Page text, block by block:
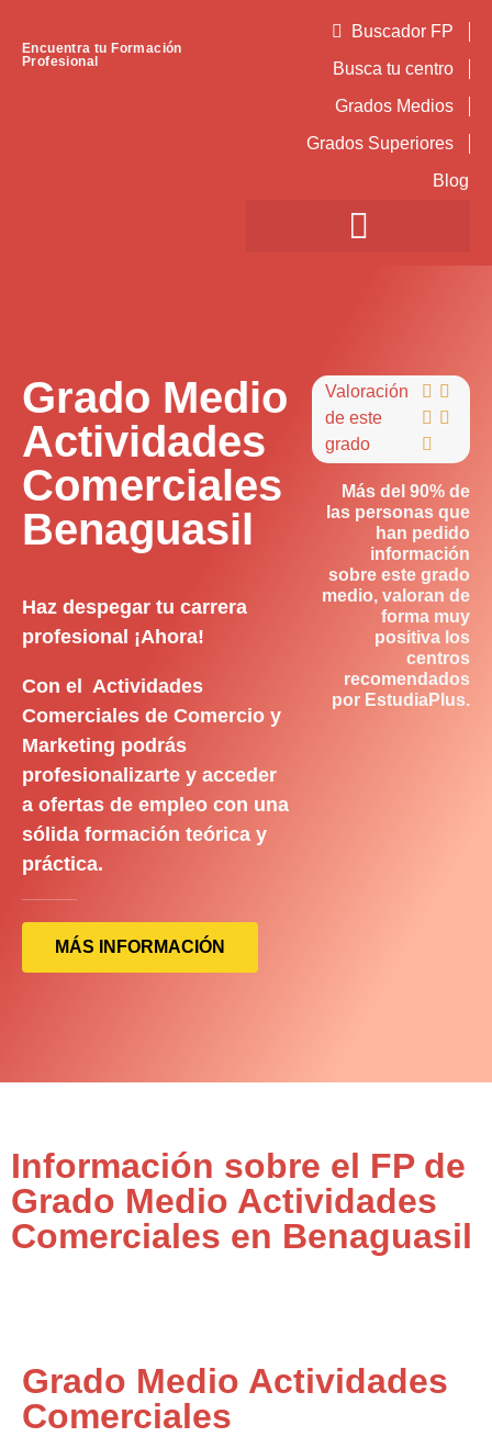
Encuentra tu Formación
Profesional
Buscador FP
Busca tu centro
Grados Medios
Grados Superiores
Blog
Grado Medio
Actividades
Comerciales
Benaguasil
Haz despegar tu carrera
profesional ¡Ahora!
Con el Actividades
Comerciales de Comercio y
Marketing podrás
profesionalizarte y acceder
a ofertas de empleo con una
sólida formación teórica y
práctica.
MÁS INFORMACIÓN
Valoración
de este
grado
 
 

Más del 90% de
las personas que
han pedido
información
sobre este grado
medio, valoran de
forma muy
positiva los
centros
recomendados
por EstudiaPlus.
Información sobre el FP de
Grado Medio Actividades
Comerciales en Benaguasil
Grado Medio Actividades
Comerciales